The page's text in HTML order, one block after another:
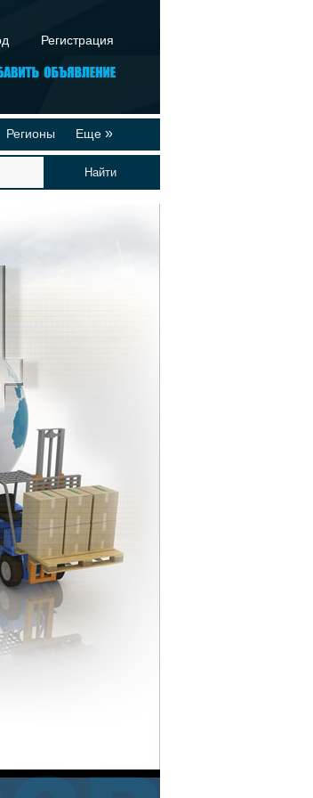
Регистрация
Регионы Еще »
Реклама на сайте